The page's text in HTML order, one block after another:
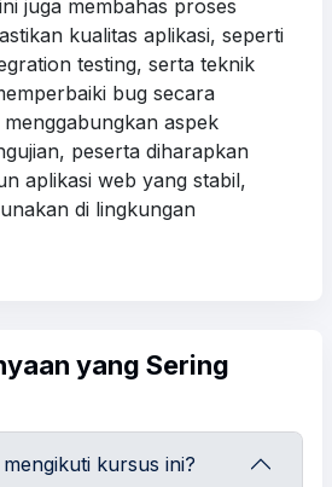
juga membahas proses
kualitas aplikasi, seperti
testing, serta teknik
bug secara
aspek
peserta diharapkan
aplikasi web yang stabil,
di lingkungan
yang Sering
kursus ini?